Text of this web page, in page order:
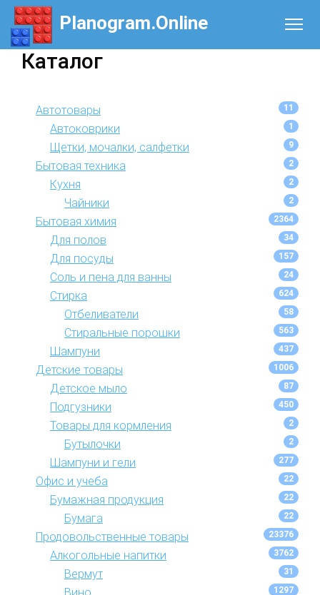
Planogram.Online
Каталог
Автотовары 11
Автоковрики 1
Щетки, мочалки, салфетки 9
Бытовая техника 2
Кухня 2
Чайники 2
Бытовая химия 2364
Для полов 34
Для посуды 157
Соль и пена для ванны 24
Стирка 624
Отбеливатели 58
Стиральные порошки 563
Шампуни 437
Детские товары 1006
Детское мыло 87
Подгузники 450
Товары для кормления 2
Бутылочки 2
Шампуни и гели 277
Офис и учеба 22
Бумажная продукция 22
Бумага 22
Продовольственные товары 23376
Алкогольные напитки 3762
Вермут 31
1297